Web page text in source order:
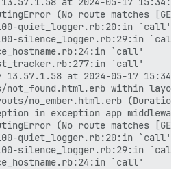
at 2024-05-17
method `custom_homepage'
`resolve'
`matches?'
middleware.rb:12:in
`call'
rack-cors.rb:14:in `call'
quiet_logger.rb:20:in `call'
silence_logger.rb:29:in
`call'
(No route matches
quiet_logger.rb:20:in `call'
silence_logger.rb:29:in
`call'
`call'
at 2024-05-17
not_found.html.erb within
no_ember.html.erb
in exception app
(No route matches
quiet_logger.rb:20:in `call'
silence_logger.rb:29:in
`call'